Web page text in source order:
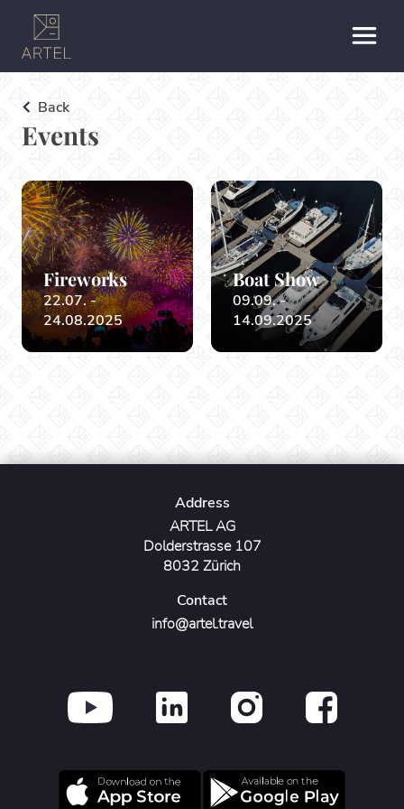
Back
Events
Fireworks
22.07. -
24.08.2025
Boat Show
09.09. -
14.09.2025
Address
ARTEL AG
Dolderstrasse 107
8032 Zürich
Contact
info@artel.travel